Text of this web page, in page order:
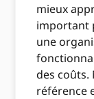
mieux
important
une
des coûts.
référence